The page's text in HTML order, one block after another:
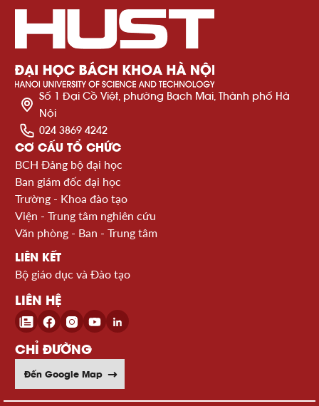
Số 1 Đại Cồ Việt, phường Bạch Mai, Thành phố Hà
Nội
024 3869 4242
CƠ CẤU TỔ CHỨC
BCH Đảng bộ đại học
Ban giám đốc đại học
Trường - Khoa đào tạo
Viện - Trung tâm nghiên cứu
Văn phòng - Ban - Trung tâm
LIÊN KẾT
Bộ giáo dục và Đào tạo
LIÊN HỆ
CHỈ ĐƯỜNG
Đến Google Map